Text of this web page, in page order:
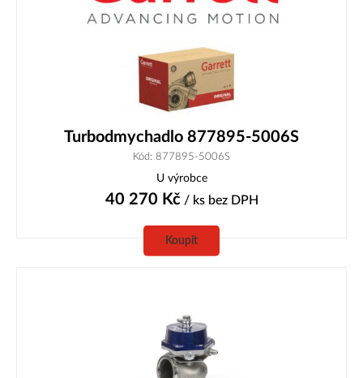
Turbodmychadlo 877895-5006S
Kód: 877895-5006S
U výrobce
40 270 Kč/ ks bez DPH
Koupit